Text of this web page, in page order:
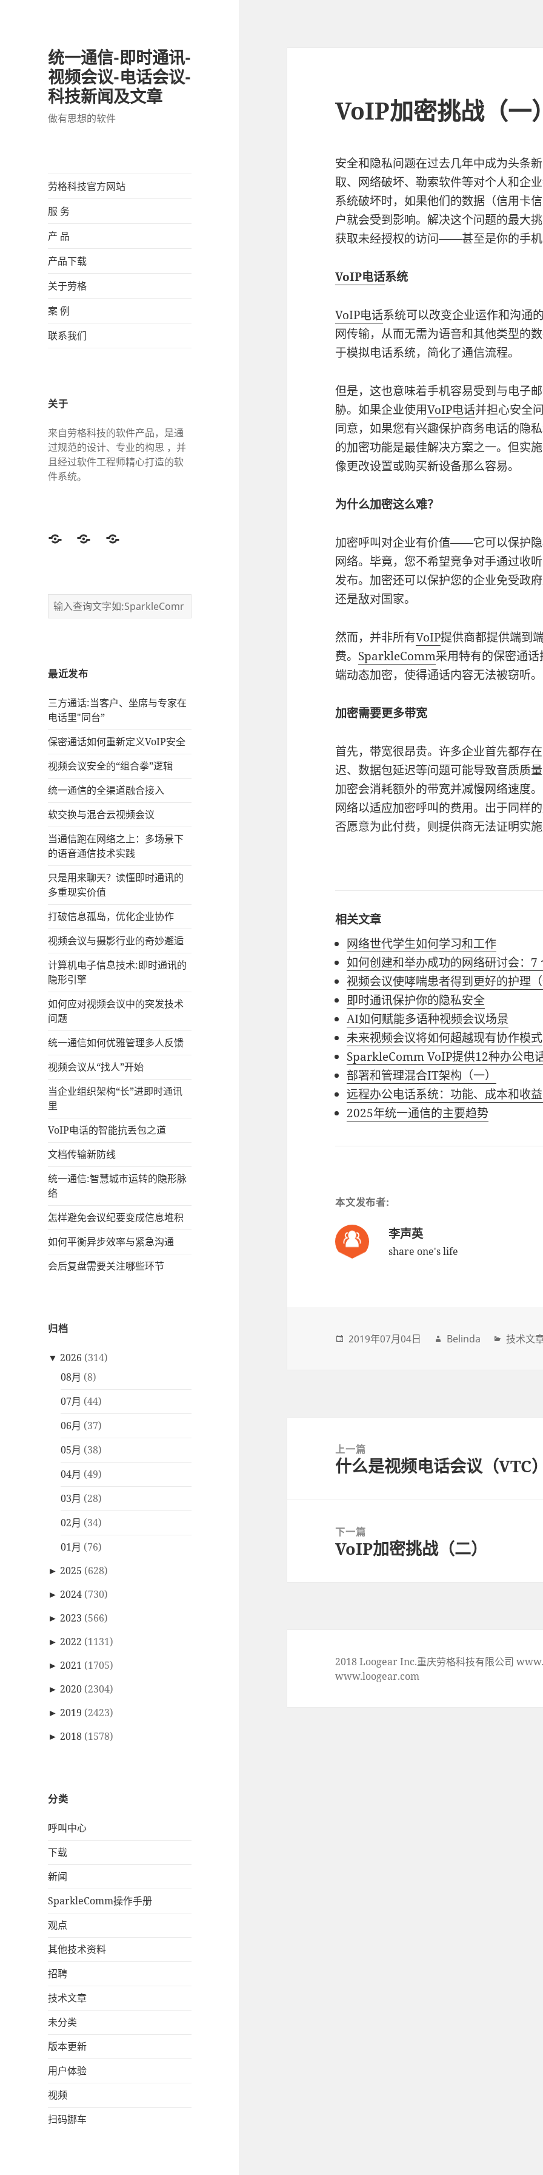
统一通信-即时通讯-
视频会议-电话会议-
科技新闻及文章
做有思想的软件
劳格科技官方网站
服 务
产 品
产品下载
关于劳格
案 例
联系我们
关于
来自劳格科技的软件产品，是通
过规范的设计、专业的构思 ，并
且经过软件工程师精心打造的软
件系统。
TwitterFacebookGoogle
最近发布
三方通话:当客户、坐席与专家在
电话里"同台”
保密通话如何重新定义VoIP安全
视频会议安全的“组合拳”逻辑
统一通信的‌全渠道融合接入
软交换与混合云视频会议
当通信跑在网络之上：多场景下
的语音通信技术实践
只是用来聊天？读懂即时通讯的
多重现实价值
打破信息孤岛，优化企业协作
视频会议与摄影行业的奇妙邂逅
计算机电子信息技术:即时通讯的
隐形引擎
如何应对视频会议中的突发技术
问题
统一通信如何优雅管理多人反馈
视频会议从“找人”开始
当企业组织架构“长”进即时通讯
里
VoIP电话的智能抗丢包之道
文档传输新防线
统一通信:智慧城市运转的隐形脉
络
怎样避免会议纪要变成信息堆积
如何平衡异步效率与紧急沟通
会后复盘需要关注哪些环节
归档
▼ 2026 (314)
08月 (8)
07月 (44)
06月 (37)
05月 (38)
04月 (49)
03月 (28)
02月 (34)
01月 (76)
► 2025 (628)
► 2024 (730)
► 2023 (566)
► 2022 (1131)
► 2021 (1705)
► 2020 (2304)
► 2019 (2423)
► 2018 (1578)
分类
呼叫中心
下载
新闻
SparkleComm操作手册
观点
其他技术资料
招聘
技术文章
未分类
版本更新
用户体验
视频
扫码挪车
VoIP加密挑战（一
安全和隐私问题在过去几年中成为头条
取、网络破坏、勒索软件等对个人和企
系统破坏时，如果他们的数据（信用卡
户就会受到影响。解决这个问题的最大
获取未经授权的访问——甚至是你的手
VoIP电话系统
VoIP电话系统可以改变企业运作和沟通
网传输，从而无需为语音和其他类型的
于模拟电话系统，简化了通信流程。
但是，这也意味着手机容易受到与电子
胁。如果企业使用VoIP电话并担心安全
同意，如果您有兴趣保护商务电话的隐
的加密功能是最佳解决方案之一。但实
像更改设置或购买新设备那么容易。
为什么加密这么难？
加密呼叫对企业有价值——它可以保护
网络。毕竟，您不希望竞争对手通过收
发布。加密还可以保护您的企业免受
还是敌对国家。
然而，并非所有VoIP提供商都提供端到
费。 SparkleComm采用特有的保密通
端动态加密，使得通话内容无法被窃听。
加密需要更多带宽
首先，带宽很昂贵。许多企业首先都存
迟、数据包延迟等问题可能导致音质质
加密会消耗额外的带宽并减慢网络速度
网络以适应加密呼叫的费用。出于同样
否愿意为此付费，则提供商无法证明实
相关文章
网络世代学生如何学习和工作
如何创建和举办成功的网络研讨会：7
视频会议使哮喘患者得到更好的护理
即时通讯保护你的隐私安全
AI如何赋能多语种视频会议场景
未来视频会议将如何超越现有协作模式
SparkleComm VoIP提供12种办公电
部署和管理混合IT架构（一）
远程办公电话系统：功能、成本和收
2025年统一通信的主要趋势
本文发布者:
李声英
share one's life
2019年07月04日 Belinda 技术文
navigation上一篇
上
章:
什么是视频电话会议（VTC
下一篇
下
VoIP加密挑战（二）
2018 Loogear Inc.重庆劳格科技有限公司
www.loogear.com